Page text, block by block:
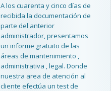
A los cuarenta y cinco días de
recibida la documentación de
parte del anterior
administrador, presentamos
un informe gratuito de las
áreas de mantenimiento ,
administrativa , legal. Donde
nuestra area de atención al
cliente efectúa un test de